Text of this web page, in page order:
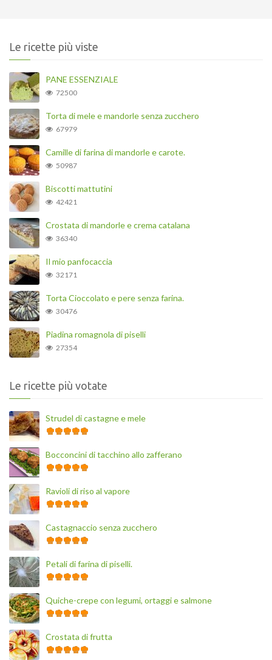
Le ricette più viste
PANE ESSENZIALE
72500
Torta di mele e mandorle senza zucchero
67979
Camille di farina di mandorle e carote.
50987
Biscotti mattutini
42421
Crostata di mandorle e crema catalana
36340
Il mio panfocaccia
32171
Torta Cioccolato e pere senza farina.
30476
Piadina romagnola di piselli
27354
Le ricette più votate
Strudel di castagne e mele
Bocconcini di tacchino allo zafferano
Ravioli di riso al vapore
Castagnaccio senza zucchero
Petali di farina di piselli.
Quiche-crepe con legumi, ortaggi e salmone
Crostata di frutta